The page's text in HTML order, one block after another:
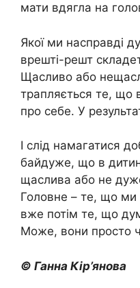
мати вдягла на
Якої ми насправді
врешті-решт
Щасливо або
трапляється те, що
про себе. У
І слід намагатися
байдуже, що в
щаслива або не
Головне – те, що
вже потім те, що
Може, вони просто
© Ганна Кір’янова